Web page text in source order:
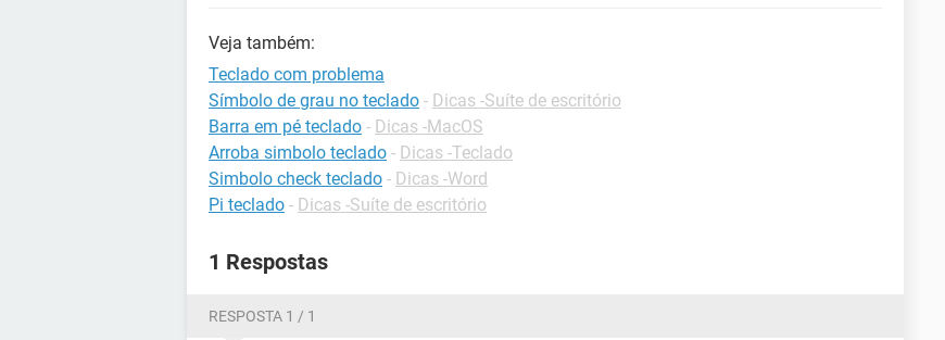
Veja também:
Teclado com problema
Símbolo de grau no teclado - Dicas -Suíte de escritório
Barra em pé teclado - Dicas -MacOS
Arroba simbolo teclado - Dicas -Teclado
Simbolo check teclado - Dicas -Word
Pi teclado - Dicas -Suíte de escritório
1 Respostas
RESPOSTA 1 / 1